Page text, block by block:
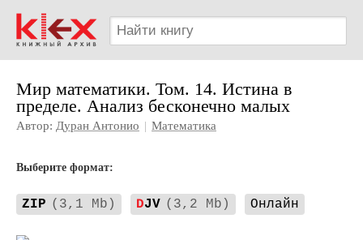
Мир математики. Том. 14. Истина в
пределе. Анализ бесконечно малых
Автор: Дуран Антонио | Математика
Выберите формат:
ZIP (3,1 Mb) DJV (3,2 Mb) Онлайн